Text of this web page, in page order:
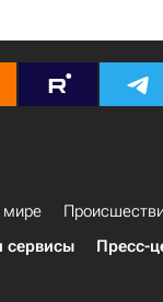
мире
сервисы Пресс-